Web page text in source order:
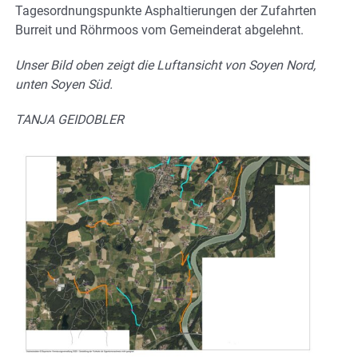
Tagesordnungspunkte Asphaltierungen der Zufahrten
Burreit und Röhrmoos vom Gemeinderat abgelehnt.
Unser Bild oben zeigt die Luftansicht von Soyen Nord,
unten Soyen Süd.
TANJA GEIDOBLER